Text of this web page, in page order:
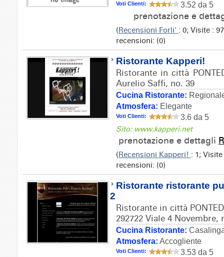
Voti Clienti: 3.52 da 5
prenotazione e
(Recensioni Forli' : 0; Visite :
recensioni: (0)
Ristorante Kapperi!
Ristorante in città
Aurelio Saffi, no. 39
Cucina Ristorante:
Atmosfera: Elegante
Voti Clienti: 3.6 da 5
Sito: www.kapperi.net
prenotazione e dettagli
(Recensioni Kapperi! : 1;
recensioni: (0)
Ristorante ristorante
2
Ristorante in città
292722 Viale 4 Novembre,
Cucina Ristorante:
Atmosfera: Accogliente
Voti Clienti: 3.53 da 5